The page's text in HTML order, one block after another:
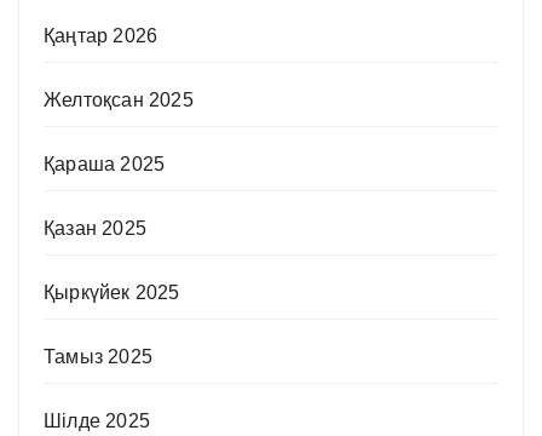
Қаңтар 2026
Желтоқсан 2025
Қараша 2025
Қазан 2025
Қыркүйек 2025
Тамыз 2025
Шілде 2025